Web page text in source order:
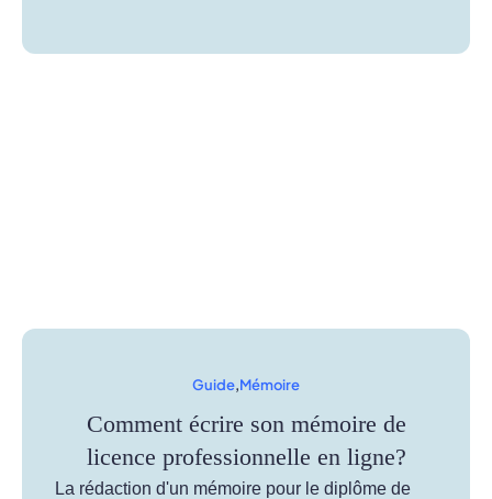
Guide,Mémoire
Comment écrire son mémoire de
licence professionnelle en ligne?
La rédaction d'un mémoire pour le diplôme de